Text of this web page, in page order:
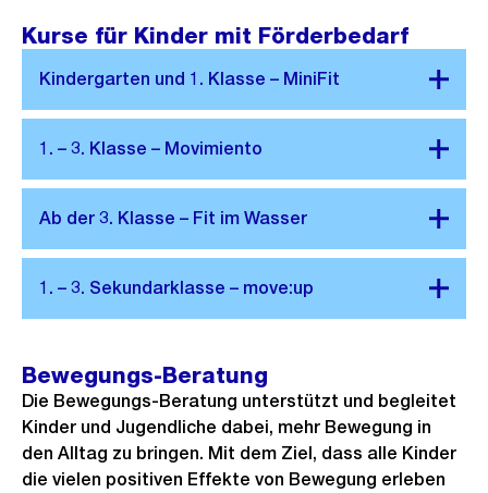
Kurse für Kinder mit Förderbedarf
Bewegungs-Beratung
Die Bewegungs-Beratung unterstützt und begleitet
Kinder und Jugendliche dabei, mehr Bewegung in
den Alltag zu bringen. Mit dem Ziel, dass alle Kinder
die vielen positiven Effekte von Bewegung erleben